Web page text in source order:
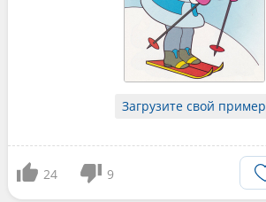
Загрузите свой пример
24 9